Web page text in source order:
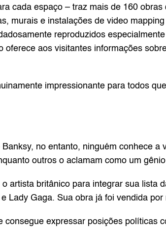
cada espaço – traz mais de 160
murais e instalações de video
reproduzidos
oferece aos visitantes informações
impressionante para todos
no entanto, ninguém conhece a
outros o aclamam como um
artista britânico para integrar sua lista
Lady Gaga. Sua obra já foi vendida
consegue expressar posições políticas